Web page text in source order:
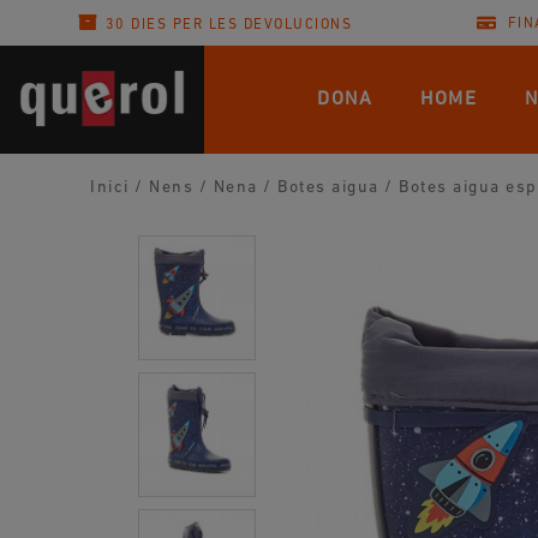
30 DIES PER LES DEVOLUCIONS
DONA HOME
Inici / Nens / Nena / Botes aigua / Botes aigua